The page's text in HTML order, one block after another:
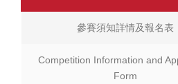
參賽須知詳情及報名表
Competition Information and
Form